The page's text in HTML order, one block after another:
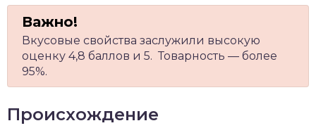
Вкусовые свойства заслужили высокую
оценку 4,8 баллов и 5. Товарность — более
95%.
Происхождение